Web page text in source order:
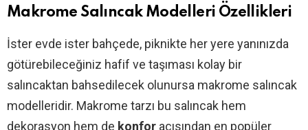
Makrome Salıncak Modelleri Özellikleri
İster evde ister bahçede, piknikte her yere yanınızda
götürebileceğiniz hafif ve taşıması kolay bir
salıncaktan bahsedilecek olunursa makrome salıncak
modelleridir. Makrome tarzı bu salıncak hem
dekorasyon hem de konfor açısından en popüler